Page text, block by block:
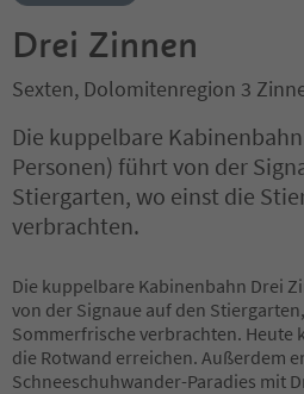
Drei Zinnen
Sexten, Dolomitenregion 3
Die kuppelbare
Personen) führt von der
Stiergarten, wo einst die
verbrachten.
Die kuppelbare Kabinenbahn Drei
von der Signaue auf den
Sommerfrische verbrachten. Heute
die Rotwand erreichen. Außerdem
Schneeschuhwander-Paradies mit